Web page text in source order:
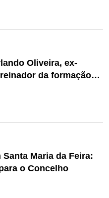
Oliveira, ex-
da formação
Feirense
Santa Maria da Feira:
o Concelho